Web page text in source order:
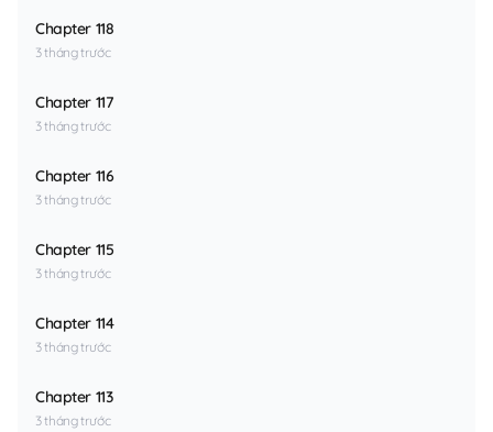
Chapter 118
3 tháng trước
Chapter 117
3 tháng trước
Chapter 116
3 tháng trước
Chapter 115
3 tháng trước
Chapter 114
3 tháng trước
Chapter 113
3 tháng trước